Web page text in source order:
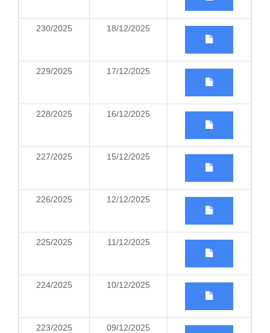
230/2025 18/12/2025
229/2025 17/12/2025
228/2025 16/12/2025
227/2025 15/12/2025
226/2025 12/12/2025
225/2025 11/12/2025
224/2025 10/12/2025
223/2025 09/12/2025